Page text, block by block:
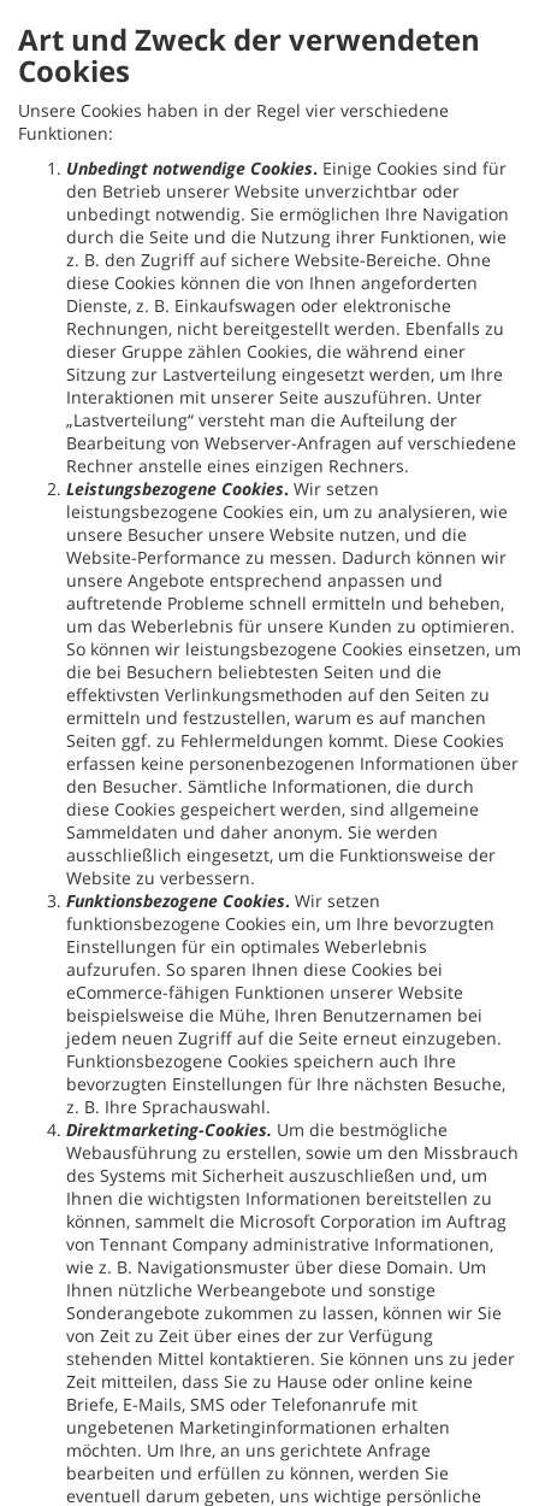
Art und Zweck der verwendeten
Cookies
Unsere Cookies haben in der Regel vier verschiedene
Funktionen:
Unbedingt notwendige Cookies. Einige Cookies sind für
den Betrieb unserer Website unverzichtbar oder
unbedingt notwendig. Sie ermöglichen Ihre Navigation
durch die Seite und die Nutzung ihrer Funktionen, wie
z. B. den Zugriff auf sichere Website-Bereiche. Ohne
diese Cookies können die von Ihnen angeforderten
Dienste, z. B. Einkaufswagen oder elektronische
Rechnungen, nicht bereitgestellt werden. Ebenfalls zu
dieser Gruppe zählen Cookies, die während einer
Sitzung zur Lastverteilung eingesetzt werden, um Ihre
Interaktionen mit unserer Seite auszuführen. Unter
„Lastverteilung“ versteht man die Aufteilung der
Bearbeitung von Webserver-Anfragen auf verschiedene
Rechner anstelle eines einzigen Rechners.
Leistungsbezogene Cookies. Wir setzen
leistungsbezogene Cookies ein, um zu analysieren, wie
unsere Besucher unsere Website nutzen, und die
Website-Performance zu messen. Dadurch können wir
unsere Angebote entsprechend anpassen und
auftretende Probleme schnell ermitteln und beheben,
um das Weberlebnis für unsere Kunden zu optimieren.
So können wir leistungsbezogene Cookies einsetzen, um
die bei Besuchern beliebtesten Seiten und die
effektivsten Verlinkungsmethoden auf den Seiten zu
ermitteln und festzustellen, warum es auf manchen
Seiten ggf. zu Fehlermeldungen kommt. Diese Cookies
erfassen keine personenbezogenen Informationen über
den Besucher. Sämtliche Informationen, die durch
diese Cookies gespeichert werden, sind allgemeine
Sammeldaten und daher anonym. Sie werden
ausschließlich eingesetzt, um die Funktionsweise der
Website zu verbessern.
Funktionsbezogene Cookies. Wir setzen
funktionsbezogene Cookies ein, um Ihre bevorzugten
Einstellungen für ein optimales Weberlebnis
aufzurufen. So sparen Ihnen diese Cookies bei
eCommerce-fähigen Funktionen unserer Website
beispielsweise die Mühe, Ihren Benutzernamen bei
jedem neuen Zugriff auf die Seite erneut einzugeben.
Funktionsbezogene Cookies speichern auch Ihre
bevorzugten Einstellungen für Ihre nächsten Besuche,
z. B. Ihre Sprachauswahl.
Direktmarketing-Cookies. Um die bestmögliche
Webausführung zu erstellen, sowie um den Missbrauch
des Systems mit Sicherheit auszuschließen und, um
Ihnen die wichtigsten Informationen bereitstellen zu
können, sammelt die Microsoft Corporation im Auftrag
von Tennant Company administrative Informationen,
wie z. B. Navigationsmuster über diese Domain. Um
Ihnen nützliche Werbeangebote und sonstige
Sonderangebote zukommen zu lassen, können wir Sie
von Zeit zu Zeit über eines der zur Verfügung
stehenden Mittel kontaktieren. Sie können uns zu jeder
Zeit mitteilen, dass Sie zu Hause oder online keine
Briefe, E-Mails, SMS oder Telefonanrufe mit
ungebetenen Marketinginformationen erhalten
möchten. Um Ihre, an uns gerichtete Anfrage
bearbeiten und erfüllen zu können, werden Sie
eventuell darum gebeten, uns wichtige persönliche